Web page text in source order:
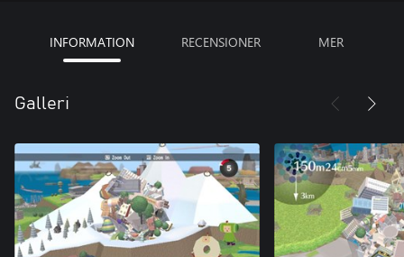
INFORMATION RECENSIONER MER
Galleri